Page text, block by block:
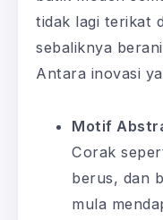
tidak lagi terikat
sebaliknya
Antara inovasi
Motif
Corak
berus, dan
mula